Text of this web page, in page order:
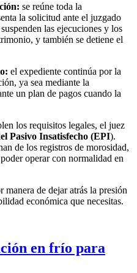
se reúne toda la
la solicitud ante el juzgado
las ejecuciones y los
y también se detiene el
el expediente continúa por la
ya sea mediante la
un plan de pagos cuando la
los requisitos legales, el juez
Pasivo Insatisfecho (EPI).
de los registros de morosidad,
operar con normalidad en
manera de dejar atrás la presión
económica que necesitas.
en frío para